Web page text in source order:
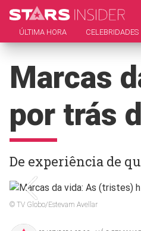
ÚLTIMA HORA CELEBRIDADES
Marcas
por trás
De experiência de
© TV Globo/Estevam Avellar